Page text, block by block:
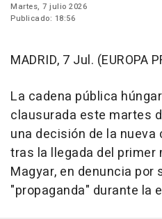
Martes, 7 julio 2026
Publicado: 18:56
MADRID, 7 Jul. (EUROPA
La cadena pública
clausurada este martes
una decisión de la nueva
tras la llegada del primer
Magyar, en denuncia
"propaganda" durante la